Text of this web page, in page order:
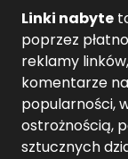
Linki nabyte
poprzez
reklamy linków,
komentarze
popularności,
ostrożnością,
sztucznych